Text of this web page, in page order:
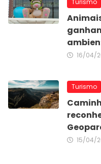
Turismo
16/04/
Turismo
15/04/